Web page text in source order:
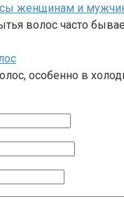
женщинам и
волос часто
особенно в